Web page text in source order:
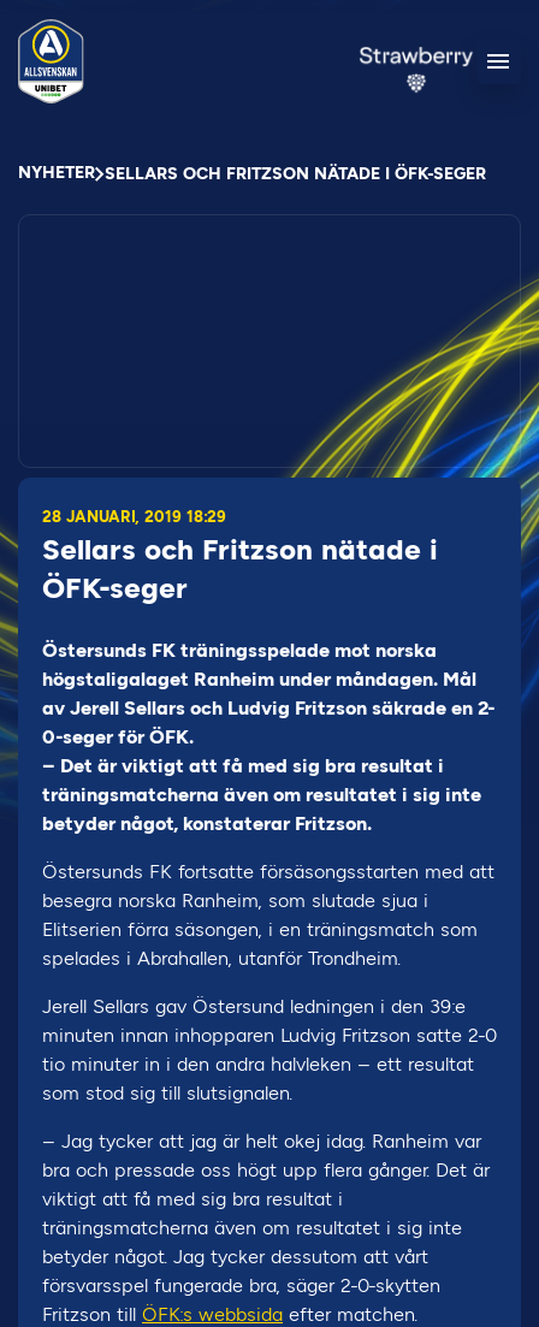
NYHETER SELLARS OCH FRITZSON NÄTADE I ÖFK-SEGER
28 JANUARI, 2019 18:29
Sellars och Fritzson nätade i
ÖFK-seger
Östersunds FK träningsspelade mot norska
högstaligalaget Ranheim under måndagen. Mål
av Jerell Sellars och Ludvig Fritzson säkrade en 2-
0-seger för ÖFK.
– Det är viktigt att få med sig bra resultat i
träningsmatcherna även om resultatet i sig inte
betyder något, konstaterar Fritzson.
Östersunds FK fortsatte försäsongsstarten med att
besegra norska Ranheim, som slutade sjua i
Elitserien förra säsongen, i en träningsmatch som
spelades i Abrahallen, utanför Trondheim.
Jerell Sellars gav Östersund ledningen i den 39:e
minuten innan inhopparen Ludvig Fritzson satte 2-0
tio minuter in i den andra halvleken – ett resultat
som stod sig till slutsignalen.
– Jag tycker att jag är helt okej idag. Ranheim var
bra och pressade oss högt upp flera gånger. Det är
viktigt att få med sig bra resultat i
träningsmatcherna även om resultatet i sig inte
betyder något. Jag tycker dessutom att vårt
försvarsspel fungerade bra, säger 2-0-skytten
Fritzson till ÖFK:s webbsida efter matchen.